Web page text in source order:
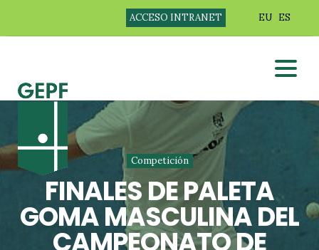
ACCESO INTRANET EU ES
Competición
FINALES DE PALETA
GOMA MASCULINA DEL
CAMPEONATO DE